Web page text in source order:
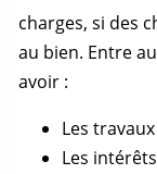
charges, si des
au bien. Entre
avoir :
Les
Les